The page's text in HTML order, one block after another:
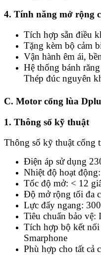
4. Tính năng mở rộng
Tích hợp sẵn điều
Tặng kèm bộ cảm
Vận hành êm ái,
Hệ thống bánh
Thép đúc nguyên
C. Motor cổng lùa
1. Thông số kỹ thuật
Thông số kỹ thuật
Điện áp sử dụng
Nhiệt độ hoạt
Tốc độ mở: < 12
Độ mở rộng tối đa
Lực đẩy ngang:
Tiêu chuẩn bảo vệ:
Tích hợp bộ kết
Smarphone
Phù hợp cho tất cả